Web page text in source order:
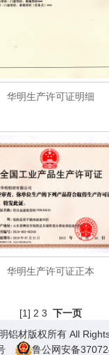
华明生产许可证明细
华明生产许可证正本
[1] 2 3 下一页
铝材版权所有 All
鲁公网安备